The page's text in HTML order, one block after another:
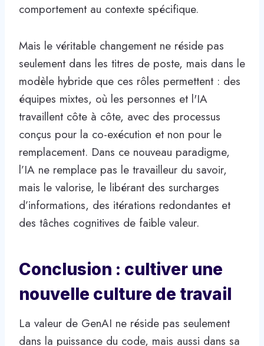
comportement au contexte spécifique.
Mais le véritable changement ne réside pas
seulement dans les titres de poste, mais dans le
modèle hybride que ces rôles permettent : des
équipes mixtes, où les personnes et l'IA
travaillent côte à côte, avec des processus
conçus pour la co-exécution et non pour le
remplacement. Dans ce nouveau paradigme,
l’IA ne remplace pas le travailleur du savoir,
mais le valorise, le libérant des surcharges
d’informations, des itérations redondantes et
des tâches cognitives de faible valeur.
Conclusion : cultiver une
nouvelle culture de travail
La valeur de GenAI ne réside pas seulement
dans la puissance du code, mais aussi dans sa